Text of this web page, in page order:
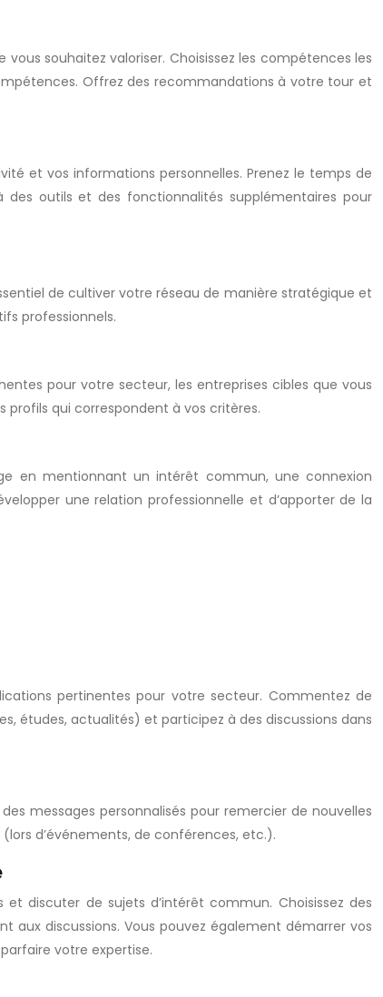
souhaitez valoriser. Choisissez les compétences les
Offrez des recommandations à votre tour et
et vos informations personnelles. Prenez le temps de
outils et des fonctionnalités supplémentaires pour
de cultiver votre réseau de manière stratégique et
professionnels.
pour votre secteur, les entreprises cibles que vous
profils qui correspondent à vos critères.
en mentionnant un intérêt commun, une connexion
une relation professionnelle et d’apporter de la
pertinentes pour votre secteur. Commentez de
études, actualités) et participez à des discussions dans
messages personnalisés pour remercier de nouvelles
d’événements, de conférences, etc.).
discuter de sujets d’intérêt commun. Choisissez des
discussions. Vous pouvez également démarrer vos
votre expertise.